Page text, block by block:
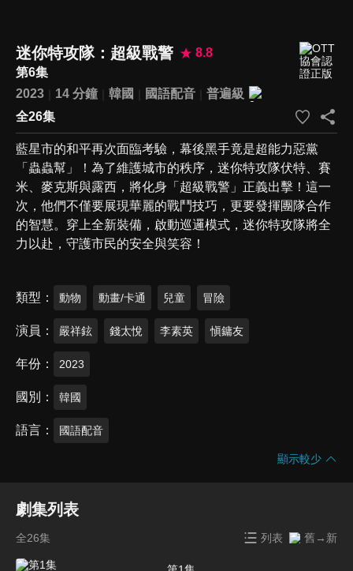
迷你特攻隊：超級戰警
8.8
第6集
2023
14 分鐘 韓國 國語配音
普遍級
全26集
藍星市的和平再次面臨考驗，幕後黑手竟是超能力惡黨
「蟲蟲幫」！為了維護城市的秩序，迷你特攻隊伏特、賽
米、麥克斯與露西，將化身「超級戰警」正義出擊！這一
次，他們不僅要展現華麗的戰鬥技巧，更要發揮團隊合作
的智慧。穿上全新裝備，啟動巡邏模式，迷你特攻隊將全
力以赴，守護市民的安全與笑容！
類型 動物 動畫/卡通 兒童 冒險
演員 嚴祥鉉 錢太悅 李素英 愼鏞友
年份 2023
國別 韓國
語言 國語配音
顯示較少
劇集列表
全26集 列表 舊→新